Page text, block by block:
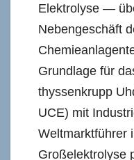
Elektrolyse —
Nebengeschäft
Grundlage für
thyssenkrupp
UCE) mit
Weltmarktführer
Großelektrolyse